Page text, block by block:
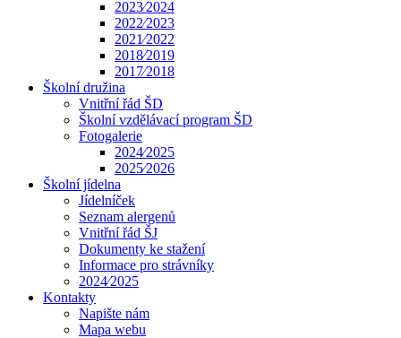
2023⁄2024
2022⁄2023
2021⁄2022
2018⁄2019
2017⁄2018
Školní družina
Vnitřní řád ŠD
Školní vzdělávací program ŠD
Fotogalerie
2024⁄2025
2025⁄2026
Školní jídelna
Jídelníček
Seznam alergenů
Vnitřní řád ŠJ
Dokumenty ke stažení
Informace pro strávníky
2024⁄2025
Kontakty
Napište nám
Mapa webu